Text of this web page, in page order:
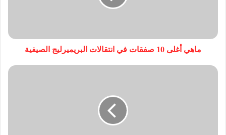
ماهي أغلى 10 صفقات في انتقالات البريميرليج الصيفية